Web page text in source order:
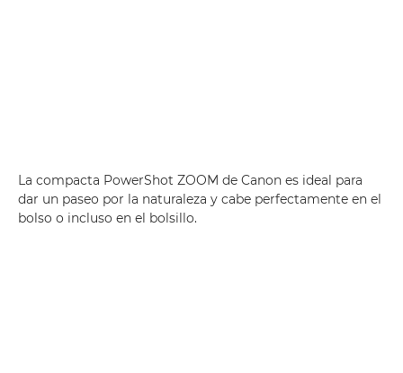
La compacta PowerShot ZOOM de Canon es ideal para
dar un paseo por la naturaleza y cabe perfectamente en el
bolso o incluso en el bolsillo.